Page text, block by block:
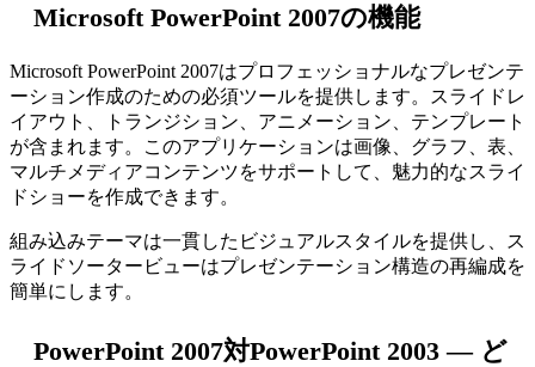
Microsoft PowerPoint 2007の機能
Microsoft PowerPoint 2007はプロフェッショナルなプレゼンテ
ーション作成のための必須ツールを提供します。スライドレ
イアウト、トランジション、アニメーション、テンプレート
が含まれます。このアプリケーションは画像、グラフ、表、
マルチメディアコンテンツをサポートして、魅力的なスライ
ドショーを作成できます。
組み込みテーマは一貫したビジュアルスタイルを提供し、ス
ライドソータービューはプレゼンテーション構造の再編成を
簡単にします。
PowerPoint 2007対PowerPoint 2003 — ど